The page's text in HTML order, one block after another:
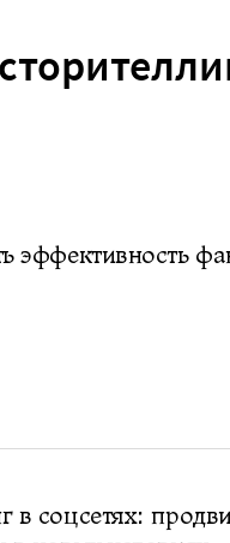
эффективность
в соцсетях: